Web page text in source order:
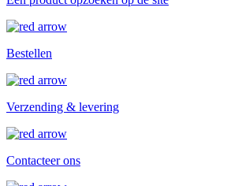
Bestellen
Verzending & levering
Contacteer ons